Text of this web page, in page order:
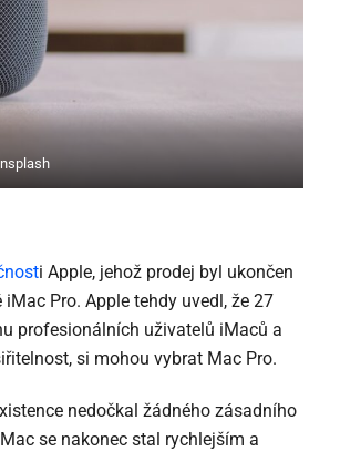
i Apple, jehož prodej byl ukončen
Pro. Apple tehdy uvedl, že 27
profesionálních uživatelů iMaců a
si mohou vybrat Mac Pro.
nedočkal žádného zásadního
se nakonec stal rychlejším a